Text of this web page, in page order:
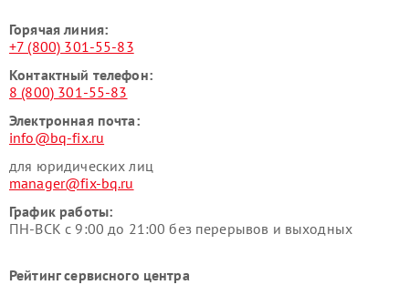
Горячая линия:
+7 (800) 301-55-83
Контактный телефон:
8 (800) 301-55-83
Электронная почта:
info@bq-fix.ru
для юридических лиц
manager@fix-bq.ru
График работы:
ПН-ВСК с 9:00 до 21:00 без перерывов и выходных
Рейтинг сервисного центра